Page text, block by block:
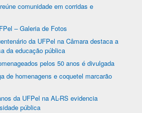
comunidade em corridas e
– Galeria de Fotos
da UFPel na Câmara destaca a
da educação pública
pelos 50 anos é divulgada
de homenagens e coquetel marcarão
da UFPel na AL-RS evidencia
pública